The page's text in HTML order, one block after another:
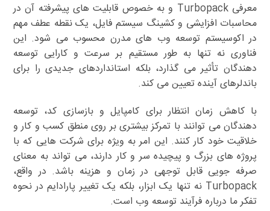
معرفی Turbopack و به خصوص قابلیت های پیشرفته آن در
محاسبات افزایشی و کشینگ سیستم فایل، یک نقطه عطف مهم
در اکوسیستم توسعه وب های مدرن محسوب می شود. این
فناوری نه تنها به طور مستقیم بر سرعت و کارایی توسعه
دهندگان تأثیر می گذارد، بلکه استانداردهای جدیدی را برای
باندلرهای آینده تعیین می کند.
با کاهش زمان انتظار برای کامپایل و بازسازی کد، توسعه
دهندگان می توانند با تمرکز بیشتری بر روی منطق کسب و کار و
خلاقیت خود کار کنند. این امر به ویژه برای شرکت هایی که با
پروژه های بزرگ و پیچیده سر و کار دارند، می تواند به معنای
صرفه جویی قابل توجهی در زمان و هزینه باشد. در واقع،
Turbopack نه تنها یک ابزار، بلکه یک تغییر پارادایم در نحوه
تفکر ما درباره فرآیند توسعه وب است.